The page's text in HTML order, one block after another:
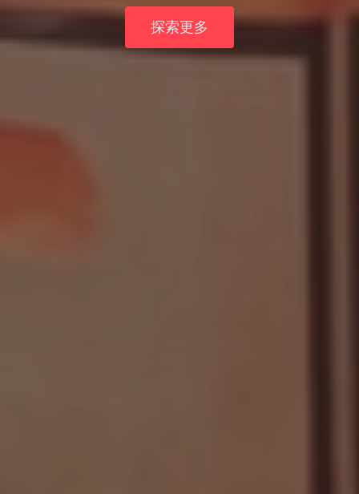
探索更多